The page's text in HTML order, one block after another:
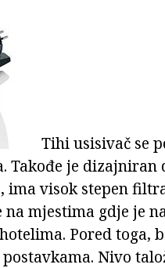
Tihi usisivač se
je dizajniran
ima visok stepen
mjestima gdje je
Pored toga,
Nivo